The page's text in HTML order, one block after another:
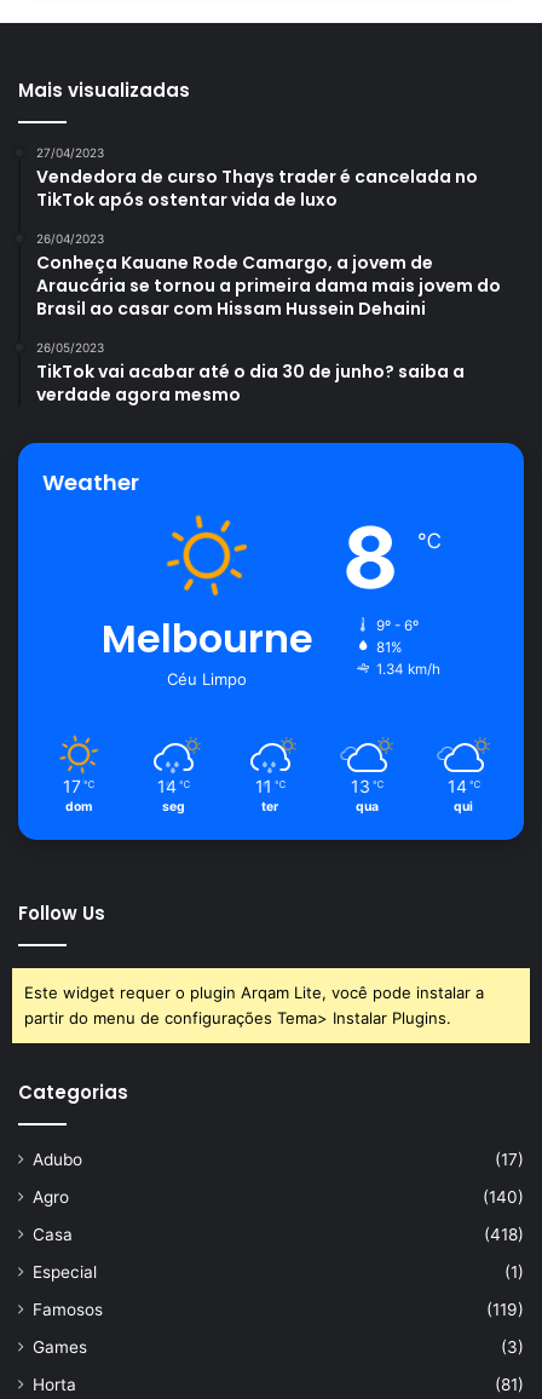
Mais visualizadas
27/04/2023
Vendedora de curso Thays trader é cancelada no
TikTok após ostentar vida de luxo
26/04/2023
Conheça Kauane Rode Camargo, a jovem de
Araucária se tornou a primeira dama mais jovem do
Brasil ao casar com Hissam Hussein Dehaini
26/05/2023
TikTok vai acabar até o dia 30 de junho? saiba a
verdade agora mesmo
Weather
Melbourne
Céu Limpo
8 ℃
9º - 6º
81%
1.34 km/h
17 ℃
dom
14 ℃
seg
11 ℃
ter
13 ℃
qua
14 ℃
qui
Follow Us
Este widget requer o plugin Arqam Lite, você pode instalar a
partir do menu de configurações Tema> Instalar Plugins.
Categorias
Adubo
(17)
Agro
(140)
Casa
(418)
Especial
(1)
Famosos
(119)
Games
(3)
Horta
(81)